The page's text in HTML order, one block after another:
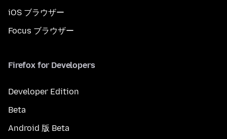
iOS ブラウザー
Focus ブラウザー
Firefox for Developers
Developer Edition
Beta
Android 版 Beta